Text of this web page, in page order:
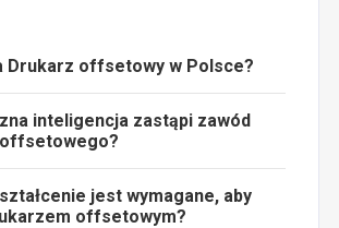
Drukarz offsetowy w Polsce?
inteligencja zastąpi zawód
jest wymagane, aby
offsetowym?